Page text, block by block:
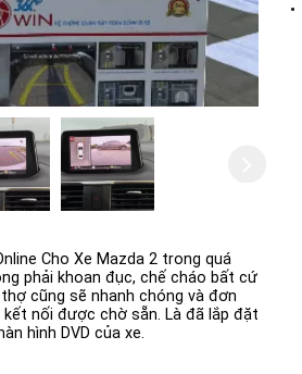
Cho Xe Mazda 2 trong quá
phải khoan đục, chế cháo bất cứ
cũng sẽ nhanh chóng và đơn
nối được chờ sẵn. Là đã lắp đặt
hình DVD của xe.